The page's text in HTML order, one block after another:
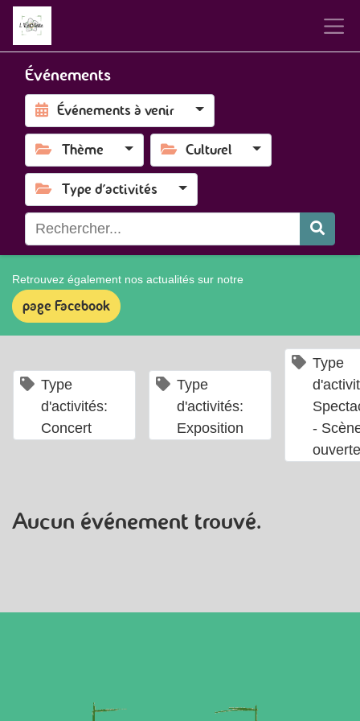
Événements
Événements à venir
Thème Culturel
Type d'activités
Retrouvez également nos actualités sur notre
page Facebook
Type
d'activités:
Concert
Type
d'activités:
Exposition
Type
-
ouverte
Aucun événement trouvé.